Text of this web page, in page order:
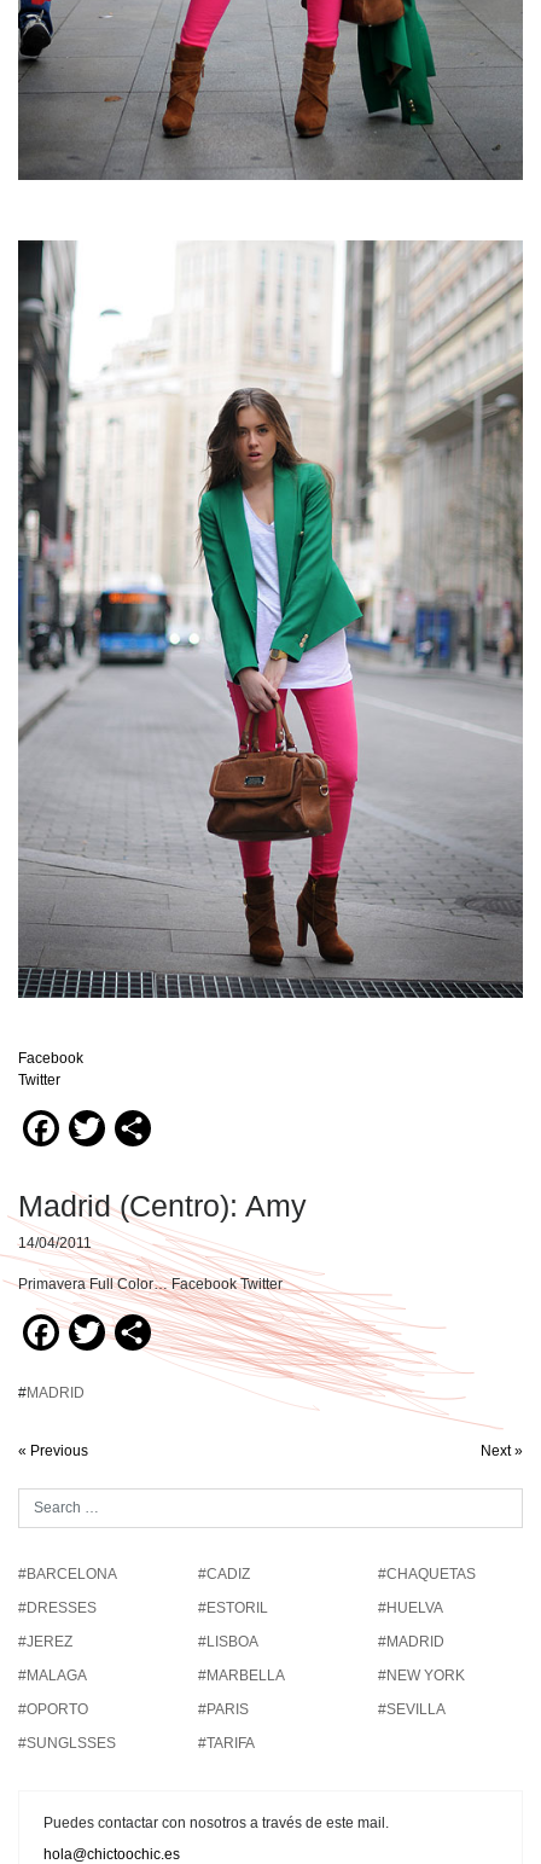
Facebook
Twitter
Facebook
Twitter
Madrid (Centro): Amy
14/04/2011
Primavera Full Color… Facebook Twitter
Facebook
TwitterCompartir
#MADRID
« Previous Next »
#BARCELONA #CADIZ
#CHAQUETAS
#DRESSES
#ESTORIL
#HUELVA
#JEREZ
#LISBOA
#MADRID
#MALAGA
#MARBELLA
#NEW YORK
#OPORTO
#PARIS
#SEVILLA
#SUNGLSSES
#TARIFA
Puedes contactar con nosotros a través de este mail.
hola@chictoochic.es